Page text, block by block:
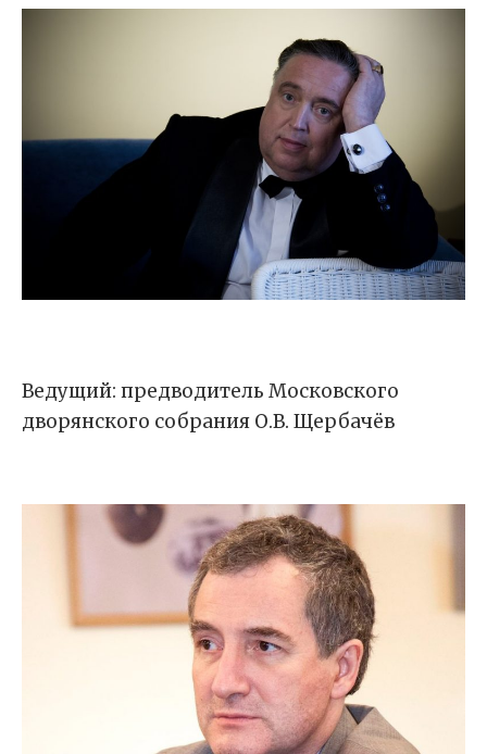
Ведущий: предводитель Московского
дворянского собрания О.В. Щербачёв